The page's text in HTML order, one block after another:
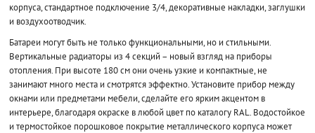
корпуса, стандартное подключение 3/4, декоративные накладки, заглушки
и воздухоотводчик.
Батареи могут быть не только функциональными, но и стильными.
Вертикальные радиаторы из 4 секций – новый взгляд на приборы
отопления. При высоте 180 см они очень узкие и компактные, не
занимают много места и смотрятся эффектно. Установите прибор между
окнами или предметами мебели, сделайте его ярким акцентом в
интерьере, благодаря окраске в любой цвет по каталогу RAL. Водостойкое
и термостойкое порошковое покрытие металлического корпуса может